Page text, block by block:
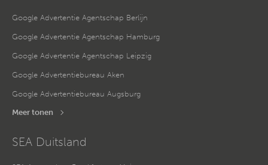
Google Advertentie Agentschap Berlijn
Google Advertentie Agentschap Hamburg
Google Advertentie Agentschap Leipzig
Google Advertentiebureau Aken
Google Advertentiebureau Augsburg
Meer tonen
SEA Duitsland